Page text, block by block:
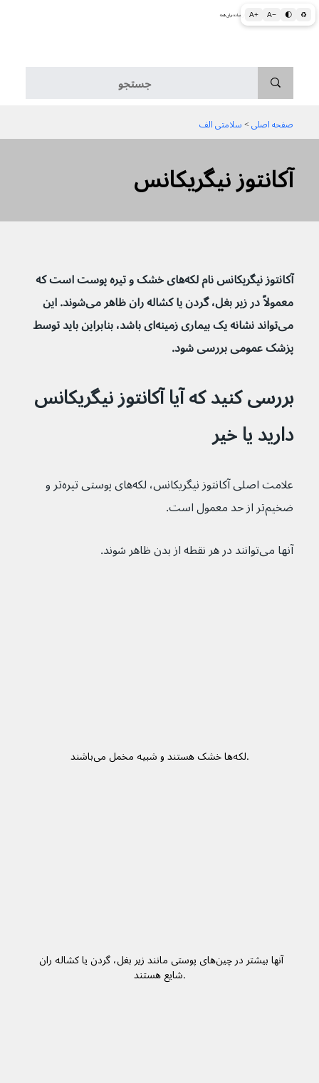
A+ A− 🌓 ♻ اطلاعات پزشکی و بهداشتی به زبان ساده برای همه
آکانتوز نیگریکانس
صفحه اصلی > سلامتی الف
آکانتوز نیگریکانس نام لکه‌های خشک و تیره پوست است که
معمولاً در زیر بغل، گردن یا کشاله ران ظاهر می‌شوند. این
می‌تواند نشانه یک بیماری زمینه‌ای باشد، بنابراین باید توسط
پزشک عمومی بررسی شود.
بررسی کنید که آیا آکانتوز نیگریکانس
دارید یا خیر
علامت اصلی آکانتوز نیگریکانس، لکه‌های پوستی تیره‌تر و
ضخیم‌تر از حد معمول است.
آنها می‌توانند در هر نقطه از بدن ظاهر شوند.
لکه‌‌ها خشک هستند و شبیه مخمل می‌باشند.
آنها بیشتر در چین‌های پوستی مانند زیر بغل، گردن یا کشاله ران
شایع هستند.